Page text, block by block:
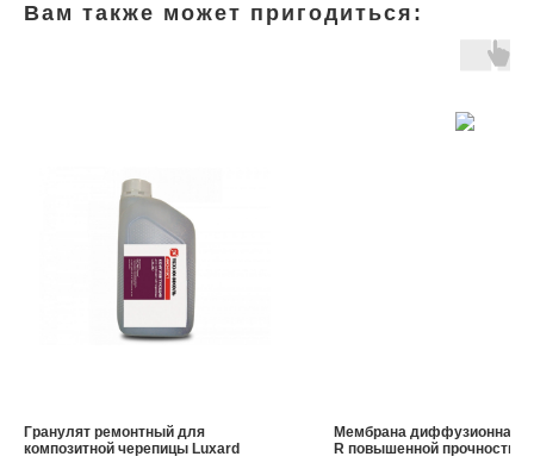
Вам также может пригодиться:
Гранулят ремонтный для
композитной черепицы Luxard
Мембрана диффузионная
R повышенной прочности